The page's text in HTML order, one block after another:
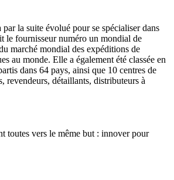
la suite évolué pour se spécialiser dans
le fournisseur numéro un mondial de
marché mondial des expéditions de
au monde. Elle a également été classée en
dans 64 pays, ainsi que 10 centres de
revendeurs, détaillants, distributeurs à
toutes vers le même but : innover pour